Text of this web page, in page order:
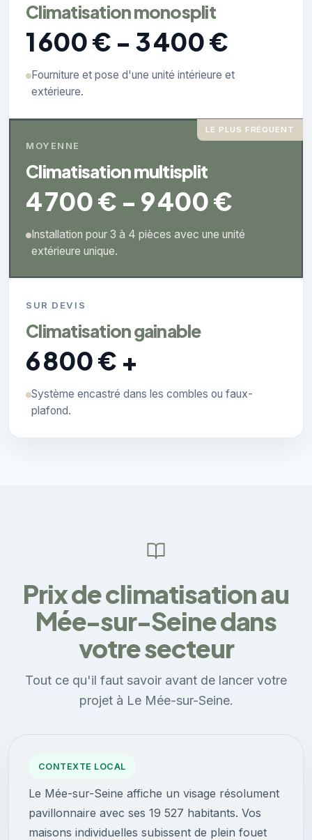
Climatisation monosplit
1 600 € - 3 400 €
Fourniture et pose d'une unité intérieure et
extérieure.
LE PLUS FRÉQUENT
MOYENNE
Climatisation multisplit
4 700 € - 9 400 €
Installation pour 3 à 4 pièces avec une unité
extérieure unique.
SUR DEVIS
Climatisation gainable
6 800 € +
Système encastré dans les combles ou faux-
plafond.
Prix de climatisation au
Mée-sur-Seine dans
votre secteur
Tout ce qu'il faut savoir avant de lancer votre
projet à Le Mée-sur-Seine.
CONTEXTE LOCAL
Le Mée-sur-Seine affiche un visage résolument
pavillonnaire avec ses 19 527 habitants. Vos
maisons individuelles subissent de plein fouet